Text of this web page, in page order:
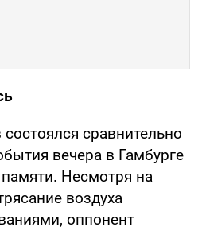
сравнительно
вечера в Гамбурге
Несмотря на
воздуха
оппонент